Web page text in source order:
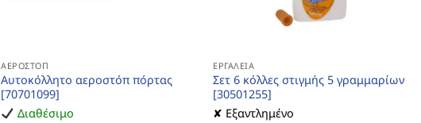
ΑΕΡΟΣΤΌΠ
Αυτοκόλλητο αεροστόπ πόρτας
[70701099]
Διαθέσιμο
ΕΡΓΑΛΕΊΑ
Σετ 6 κόλλες στιγμής 5 γραμμαρίων
[30501255]
✘ Εξαντλημένο